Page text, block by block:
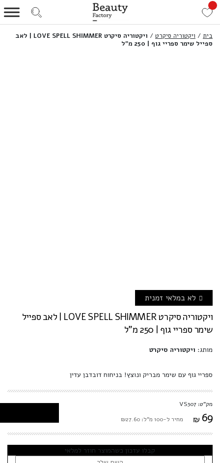
בית / ויקטוריה סיקרט /
ויקטוריה סיקרט LOVE SPELL SHIMMER | לאב
ספייל שימר ספריי גוף | 250 מ”ל
לא במלאי זמנית
ויקטוריה סיקרט LOVE SPELL SHIMMER | לאב ספייל
שימר ספריי גוף | 250 מ"ל
מותג: ויקטוריה סיקרט
ספריי גוף עם שימר מבריק ונוצץ! בניחוח דובדבן עדין
מק"ט: VS307
₪ 69 מחיר ל-100 מ"ל: ₪27.60
קבלו עדכון כשהמוצר חוזר למלאי